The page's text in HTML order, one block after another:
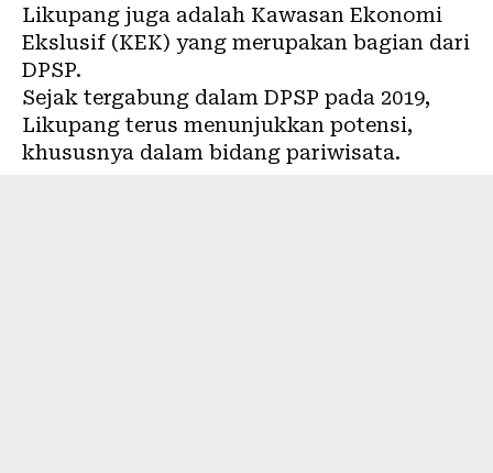
Likupang juga adalah Kawasan Ekonomi
Ekslusif (KEK) yang merupakan bagian dari
DPSP.
Sejak tergabung dalam DPSP pada 2019,
Likupang terus menunjukkan potensi,
khususnya dalam bidang pariwisata.